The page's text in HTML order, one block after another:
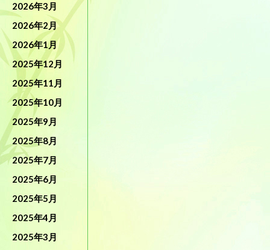
2026年3月
2026年2月
2026年1月
2025年12月
2025年11月
2025年10月
2025年9月
2025年8月
2025年7月
2025年6月
2025年5月
2025年4月
2025年3月